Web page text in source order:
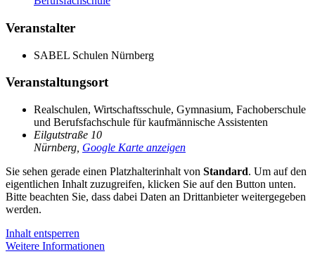
Veranstalter
SABEL Schulen Nürnberg
Veranstaltungsort
Realschulen, Wirtschaftsschule, Gymnasium, Fachoberschule
und Berufsfachschule für kaufmännische Assistenten
Eilgutstraße 10
Nürnberg Google Karte anzeigen
Sie sehen gerade einen Platzhalterinhalt von Standard. Um auf den
eigentlichen Inhalt zuzugreifen, klicken Sie auf den Button unten.
Bitte beachten Sie, dass dabei Daten an Drittanbieter weitergegeben
werden.
Inhalt entsperren
Weitere Informationen